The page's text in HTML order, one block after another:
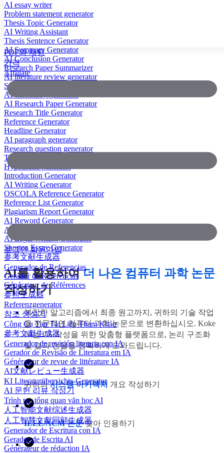
AI essay writer
Problem statement generator
Thesis Topic Generator
AI Writing Assistant
Thesis Sentence Generator
AI Summary Generator
AI Conclusion Generator
Research Paper Summarizer
AI literature review generator
Scientific Paper Summarizer
AI case study generator
AI Research Paper Generator
Research Title Generator
Reference Generator
Headline Generator
AI paragraph generator
Research question generator
Thesis paragraph generator
Hypothesis generator
Introduction Generator
AI Writing Generator
OSCOLA Reference Generator
Reference List Generator
Plagiarism Report Generator
AI Reword Generator
AI Bullet Point Generator
AI Legal Writing Generator
Shorten Essay Generator
参考文献生成器
Generador de Referencias
Gerador de Referências
Générateur de Références
参照生成器
Referenzgenerator
참조 생성기
Công Cụ Tạo Tài Liệu Tham Khảo
參考文獻生成器
Generador de revisión literaria con IA
Gerador de Revisão de Literatura em IA
Générateur de revue de littérature IA
AI文献レビュー生成器
KI Literaturübersichts-Generator
AI 문헌 리뷰 작성기
Trình tạo tổng quan văn học AI
人工智能文献综述生成器
人工智慧文獻回顧生成器
Generador de Escritura con IA
Gerador de Escrita AI
Générateur de rédaction IA
PDF와 채팅
가격
Affiliate
로그인회원가입
AI를 활용하여더 나은 컴퓨터 과학 논문
작성하기
복잡한 알고리즘에서 최종 원고까지, 귀하의 기술 작업
을 전문적인 컴퓨터 과학 논문으로 변환하십시오. Koke
AI는 CS 작성을 위한 맞춤형 플랫폼으로, 논리 구조화
및 결과 전달을 정확하게 도와드립니다.
귀하의시스템 아키텍처 개요 작성하기
IEEE/ACM 논문찾아 인용하기